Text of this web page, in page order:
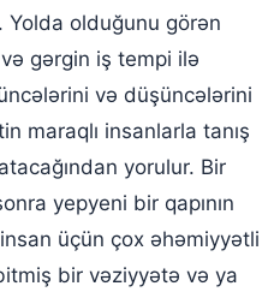
Yolda olduğunu görən
gərgin iş tempi ilə
və düşüncələrini
maraqlı insanlarla tanış
yorulur. Bir
yepyeni bir qapının
insan üçün çox əhəmiyyətli
bir vəziyyətə və ya